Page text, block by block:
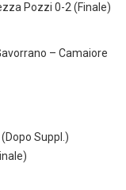
Pozzi 0-2 (Finale)
– Camaiore
Suppl.)